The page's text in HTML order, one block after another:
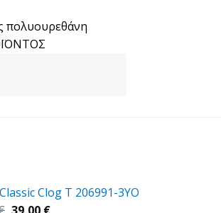
πολυουρεθάνη
Clog T 206991-3YΟ
OriginalΗ